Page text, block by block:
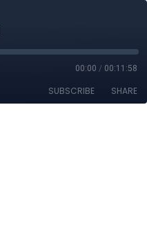
00:00 / 00:11:58
SUBSCRIBE SHARE